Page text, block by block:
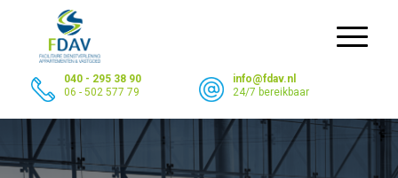
040 - 295 38 90
06 - 502 577 79
info@fdav.nl
24/7 bereikbaar